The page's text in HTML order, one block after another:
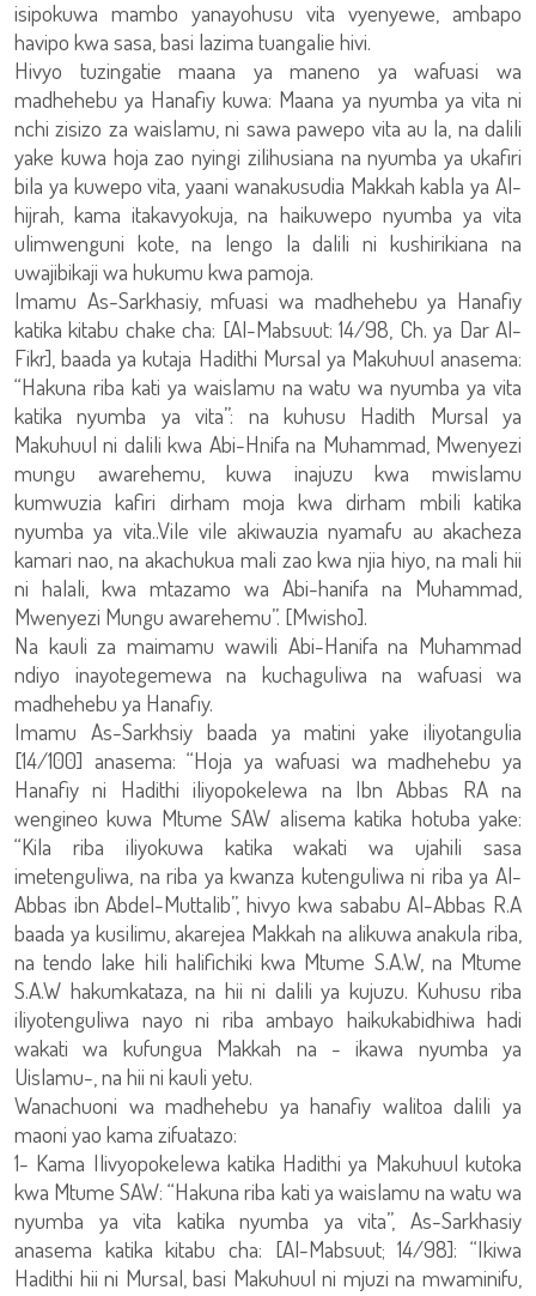
isipokuwa mambo yanayohusu vita vyenyewe, ambapo
havipo kwa sasa, basi lazima tuangalie hivi.
Hivyo tuzingatie maana ya maneno ya wafuasi wa
madhehebu ya Hanafiy kuwa: Maana ya nyumba ya vita ni
nchi zisizo za waislamu, ni sawa pawepo vita au la, na dalili
yake kuwa hoja zao nyingi zilihusiana na nyumba ya ukafiri
bila ya kuwepo vita, yaani wanakusudia Makkah kabla ya Al-
hijrah, kama itakavyokuja, na haikuwepo nyumba ya vita
ulimwenguni kote, na lengo la dalili ni kushirikiana na
uwajibikaji wa hukumu kwa pamoja.
Imamu As-Sarkhasiy, mfuasi wa madhehebu ya Hanafiy
katika kitabu chake cha: [Al-Mabsuut: 14/98, Ch. ya Dar Al-
Fikr], baada ya kutaja Hadithi Mursal ya Makuhuul anasema:
“Hakuna riba kati ya waislamu na watu wa nyumba ya vita
katika nyumba ya vita”: na kuhusu Hadith Mursal ya
Makuhuul ni dalili kwa Abi-Hnifa na Muhammad, Mwenyezi
mungu awarehemu, kuwa inajuzu kwa mwislamu
kumwuzia kafiri dirham moja kwa dirham mbili katika
nyumba ya vita..Vile vile akiwauzia nyamafu au akacheza
kamari nao, na akachukua mali zao kwa njia hiyo, na mali hii
ni halali, kwa mtazamo wa Abi-hanifa na Muhammad,
Mwenyezi Mungu awarehemu”. [Mwisho].
Na kauli za maimamu wawili Abi-Hanifa na Muhammad
ndiyo inayotegemewa na kuchaguliwa na wafuasi wa
madhehebu ya Hanafiy.
Imamu As-Sarkhsiy baada ya matini yake iliyotangulia
[14/100] anasema: “Hoja ya wafuasi wa madhehebu ya
Hanafiy ni Hadithi iliyopokelewa na Ibn Abbas RA na
wengineo kuwa Mtume SAW alisema katika hotuba yake:
“Kila riba iliyokuwa katika wakati wa ujahili sasa
imetenguliwa, na riba ya kwanza kutenguliwa ni riba ya Al-
Abbas ibn Abdel-Muttalib”, hivyo kwa sababu Al-Abbas R.A
baada ya kusilimu, akarejea Makkah na alikuwa anakula riba,
na tendo lake hili halifichiki kwa Mtume S.A.W, na Mtume
S.A.W hakumkataza, na hii ni dalili ya kujuzu. Kuhusu riba
iliyotenguliwa nayo ni riba ambayo haikukabidhiwa hadi
wakati wa kufungua Makkah na - ikawa nyumba ya
Uislamu-, na hii ni kauli yetu.
Wanachuoni wa madhehebu ya hanafiy walitoa dalili ya
maoni yao kama zifuatazo:
1- Kama Ilivyopokelewa katika Hadithi ya Makuhuul kutoka
kwa Mtume SAW: “Hakuna riba kati ya waislamu na watu wa
nyumba ya vita katika nyumba ya vita”, As-Sarkhasiy
anasema katika kitabu cha: [Al-Mabsuut; 14/98]: “Ikiwa
Hadithi hii ni Mursal, basi Makuhuul ni mjuzi na mwaminifu,